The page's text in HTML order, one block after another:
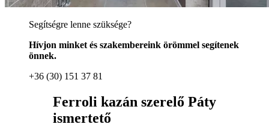
Segítségre lenne szüksége?
Hívjon minket és szakembereink örömmel segítenek
önnek.
+36 (30) 151 37 81
Ferroli kazán szerelő Páty
ismertető